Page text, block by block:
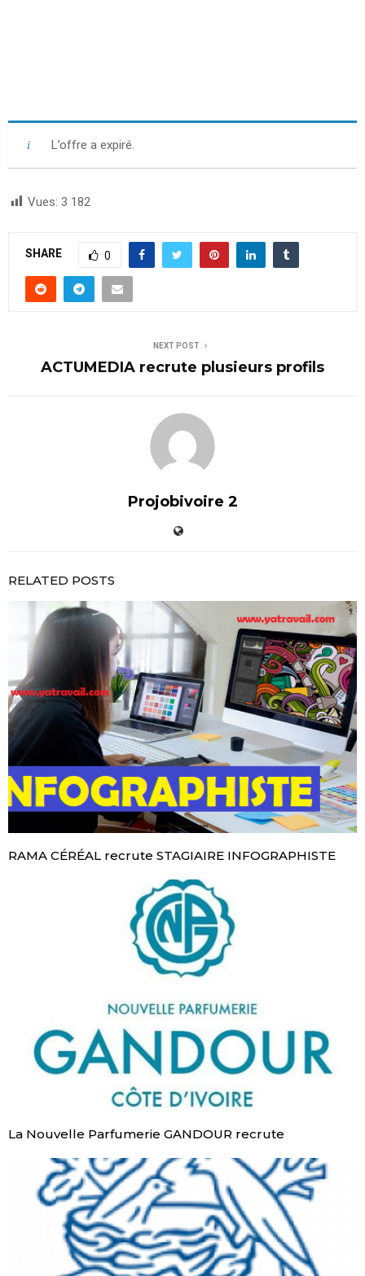
L’offre a expiré.
Vues: 3 182
SHARE 0
NEXT POST
ACTUMEDIA recrute plusieurs profils
Projobivoire 2
RELATED POSTS
RAMA CÉRÉAL recrute STAGIAIRE INFOGRAPHISTE
La Nouvelle Parfumerie GANDOUR recrute